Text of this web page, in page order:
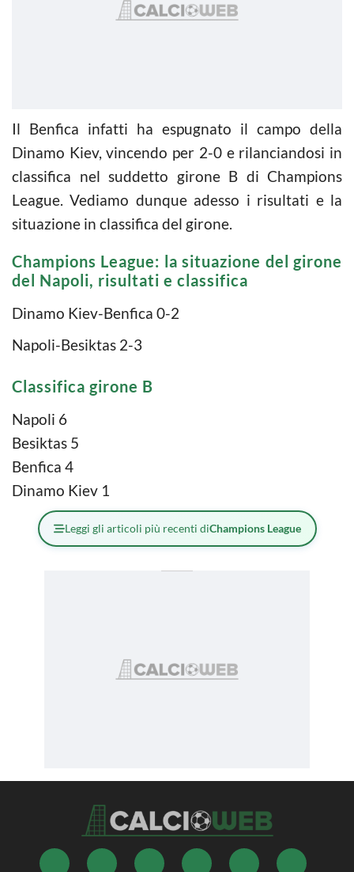
Il Benfica infatti ha espugnato il campo della
Dinamo Kiev, vincendo per 2-0 e rilanciandosi in
classifica nel suddetto girone B di Champions
League. Vediamo dunque adesso i risultati e la
situazione in classifica del girone.
Champions League: la situazione del girone
del Napoli, risultati e classifica
Dinamo Kiev-Benfica 0-2
Napoli-Besiktas 2-3
Classifica girone B
Napoli 6
Besiktas 5
Benfica 4
Dinamo Kiev 1
Leggi gli articoli più recenti diChampions League